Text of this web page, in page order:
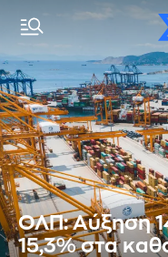
ΟΛΠ: Αύξηση
15,3% στα